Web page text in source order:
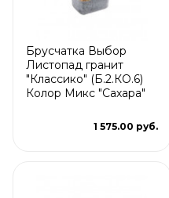
Брусчатка Выбор
Листопад гранит
"Классико" (Б.2.КО.6)
Колор Микс "Сахара"
1 575.00 руб.